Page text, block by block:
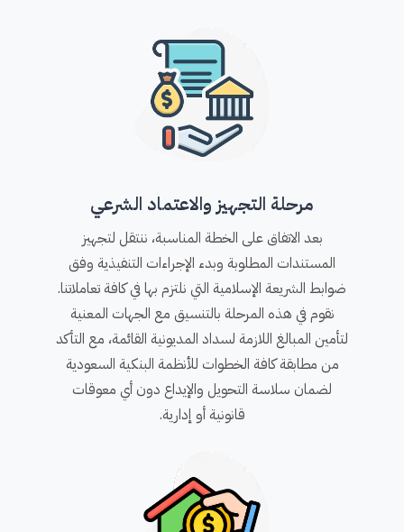
مرحلة التجهيز والاعتماد الشرعي
بعد الاتفاق على الخطة المناسبة، ننتقل لتجهيز
المستندات المطلوبة وبدء الإجراءات التنفيذية وفق
ضوابط الشريعة الإسلامية التي نلتزم بها في كافة تعاملاتنا.
نقوم في هذه المرحلة بالتنسيق مع الجهات المعنية
لتأمين المبالغ اللازمة لسداد المديونية القائمة، مع التأكد
من مطابقة كافة الخطوات للأنظمة البنكية السعودية
لضمان سلاسة التحويل والإيداع دون أي معوقات
قانونية أو إدارية.